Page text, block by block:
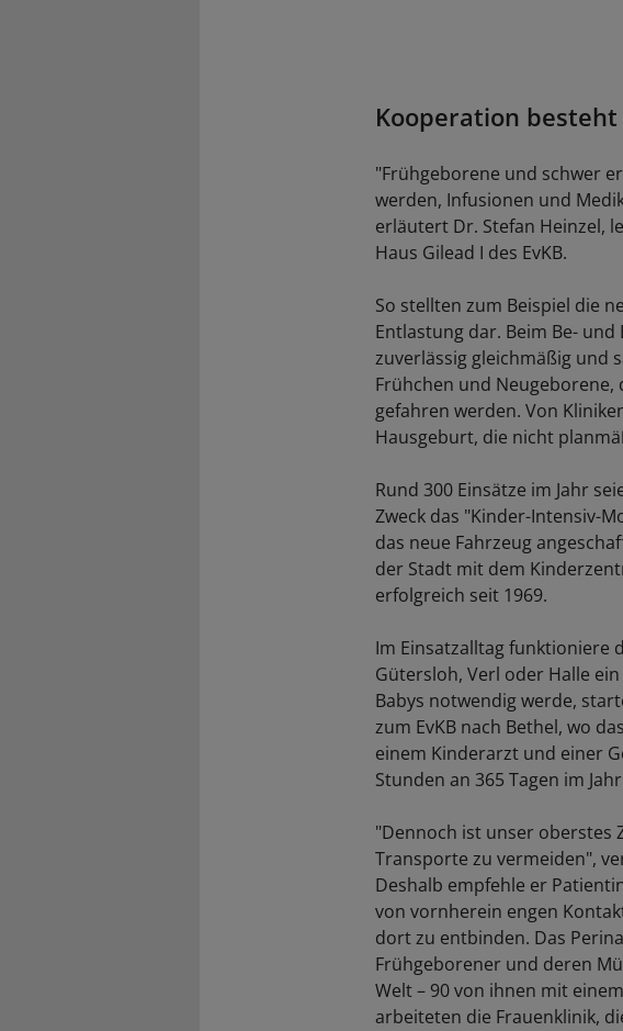
Kooperation
"Frühgeborene und schwer
werden, Infusionen und
erläutert Dr. Stefan Heinzel,
Haus Gilead I des EvKB.
So stellten zum Beispiel die
Entlastung dar. Beim Be-
zuverlässig gleichmäßig und
Frühchen und
gefahren werden. Von
Hausgeburt, die nicht
Rund 300 Einsätze im Jahr
Zweck das "Kinder-Intensiv-
das neue Fahrzeug
der Stadt mit dem
erfolgreich seit 1969.
Im Einsatzalltag funktioniere
Gütersloh, Verl oder Halle
Babys notwendig werde,
zum EvKB nach Bethel, wo
einem Kinderarzt und einer
Stunden an 365 Tagen im
"Dennoch ist unser oberstes
Transporte zu vermeiden",
Deshalb empfehle er
von vornherein engen
dort zu entbinden. Das
Frühgeborener und deren
Welt – 90 von ihnen mit
arbeiteten die Frauenklinik,